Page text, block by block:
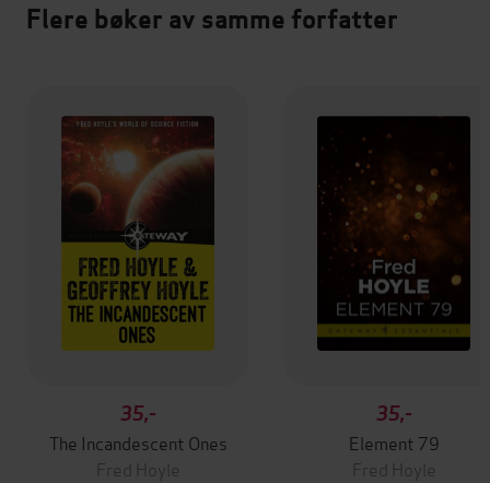
Flere bøker av samme forfatter
35,-
The Incandescent Ones
Fred Hoyle
35,-
Element 79
Fred Hoyle